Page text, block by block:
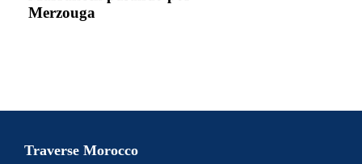
Merzouga
Traverse Morocco